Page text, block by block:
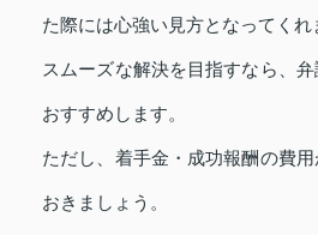
た際には心強い見方となってくれ
スムーズな解決を目指すなら、
おすすめします。
ただし、着手金・成功報酬の費
おきましょう。